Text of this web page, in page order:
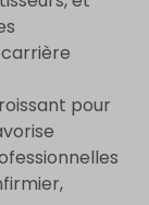
pour